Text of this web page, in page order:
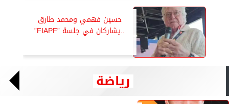
حسين فهمي ومحمد طارق
..يشاركان في جلسة ”FIAPF”
رياضة